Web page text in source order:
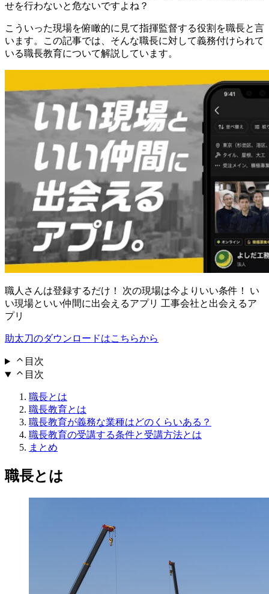
せを行わないと危ないですよね？
こういった現場を俯瞰的に見て指揮監督する役割を職長と言
います。この記事では、そんな職長に対して義務付けられて
いる職長教育について解説しています。
職人さんは登録するだけ！ 次の現場は今よりいい条件！ い
い現場といい仲間に出会えるアプリ 工事会社と出会えるア
プリ
助太刀のダウンロードはこちらから
目次
目次
職長とは
職長教育とは
職長教育が義務な業種はどのくらいある？
職長教育の受講する条件と受講方法とは
まとめ
職長とは